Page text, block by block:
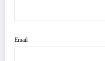
Email